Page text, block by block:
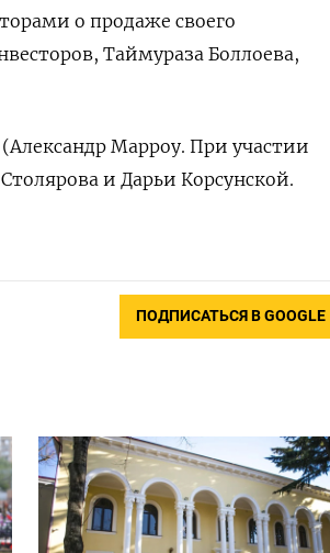
о продаже своего
Таймураза Боллоева,
Марроу. При участии
и Дарьи Корсунской.
ПОДПИСАТЬСЯ В GOOGLE